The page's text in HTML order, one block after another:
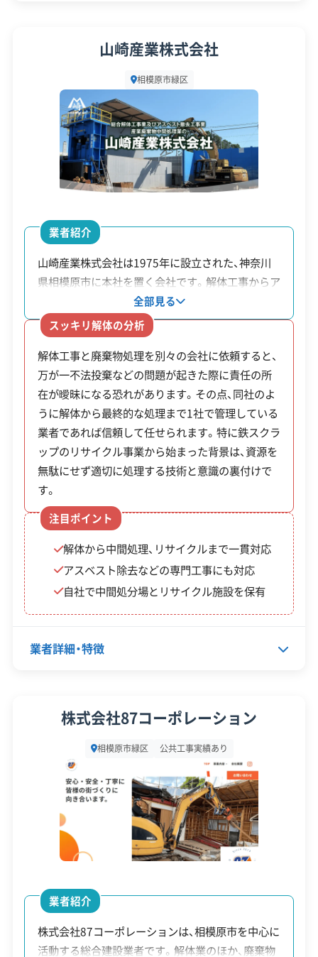
ック
塀等
撤去
奨励
補助
制度
の1/
2
（上
限1
0万
※通
学路
沿い
等は
3/4
（上
限1
5万
円）
ブロック塀など。緑区内の多くの
アに含まれる可能性があります。
相模
原市
老朽
危険
空家
等除
却補
助金
上限
30
円〜
80
万円
程度
単に古いだけでなく、市から倒壊
定された建物が対象。緑区西部の
山間部にある廃屋などが対象に
なる可能性がありますが、認定に
時間がかかる場合があります。
※補助金を利用するには、必ず工事の契約・着手前
ましょう。
※制度の最新情報や申請様式は、必ず自治体の公式
サイトをご確認ください。
相模原市の公式サイトで詳細を見る
緑区西部からの産業廃棄物搬出は、東部の処理
9-16
設立日 1993年7月14日
資本金 300万円
電話番号 042-707-2954
営業日
対応エリア 神奈川県、東京都
木造 鉄骨造
内装解体
対応業務
産業廃棄物収集運搬業
土木工事業
公式HP 公式サイトを見る
許可番号
【建設業許可】
神奈川県知事：第53912号
【産業廃棄物収集運搬業許可】
東京都知事：第031698号
埼玉県知事：第031698号
この解体業者の特徴
企業経
験・規模
創業30年以上
従業員30人以上
重機保有
対応工事
保有資格
安全対
策・リス
違反歴なし 現場清掃
顧客対
応・サー
自社ホームページ
無料見積もり
建設リサイクル届
近隣挨拶
山崎産業株式会社
相模原市緑区
業者紹介
山崎産業株式会社は1975年に設立された、神奈川
県相模原市に本社を置く会社です。解体工事からア
スベスト撤去、産業廃棄物の中間処理、鉄スクラッ
プのリサイクルまで自社でまとめて行います。解体
工事で発生した廃棄物は自社の中間処分場・リサイ
クル施設で適切に処理されます。加工された鉄スク
ラップは、国内だけでなく海外にもリサイクル原料
として供給されています。複数の業者に依頼する必
要がないため手続きの手間が省け、責任の所在が明
確になります。また、顧問弁護士や顧問税理士と契
約しており、法令遵守の体制を整えています。
全部見る
スッキリ解体の分析
解体工事と廃棄物処理を別々の会社に依頼すると、
万が一不法投棄などの問題が起きた際に責任の所
在が曖昧になる恐れがあります。その点、同社のよ
うに解体から最終的な処理まで1社で管理している
業者であれば信頼して任せられます。特に鉄スクラ
ップのリサイクル事業から始まった背景は、資源を
無駄にせず適切に処理する技術と意識の裏付けで
す。
注目ポイント
解体から中間処理、リサイクルまで一貫対応
アスベスト除去などの専門工事にも対応
自社で中間処分場とリサイクル施設を保有
業者詳細・特徴
10
設立日 1975年9月
資本金 5,000万円
電話番号 042-773-5390
営業日
対応エリア
神奈川県、東京都、千葉県、埼玉
株式会社87コーポレーション
相模原市緑区 公共工事実績あり
業者紹介
株式会社87コーポレーションは、相模原市を中心に
活動する総合建設業者です。解体業のほか、廃棄物